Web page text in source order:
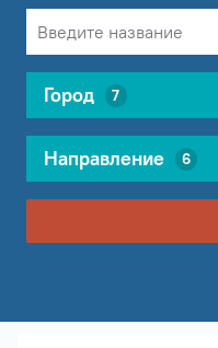
Город 7
Направление 6